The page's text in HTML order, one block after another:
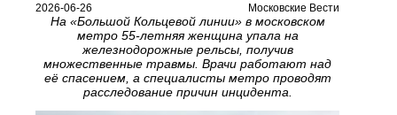
2026-06-26 Московские Вести
На «Большой Кольцевой линии» в московском
метро 55‑летняя женщина упала на
железнодорожные рельсы, получив
множественные травмы. Врачи работают над
её спасением, а специалисты метро проводят
расследование причин инцидента.